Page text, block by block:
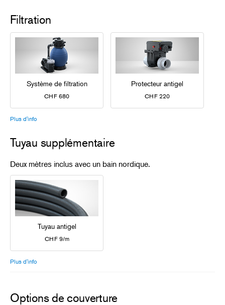
Filtration
Système de filtration
CHF 680
Protecteur antigel
CHF 220
Plus d'info
Tuyau supplémentaire
Deux mètres inclus avec un bain nordique.
Tuyau antigel
CHF 9/m
Plus d'info
Options de couverture